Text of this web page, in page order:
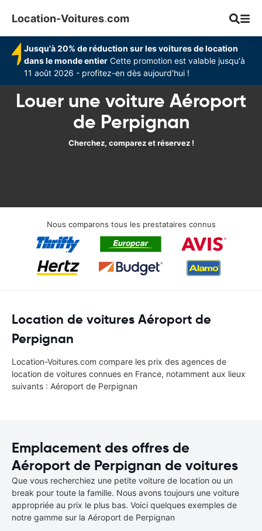
Location-Voitures.com
Jusqu'à 20% de réduction sur les voitures de location
dans le monde entier Cette promotion est valable jusqu'à
11 août 2026 - profitez-en dès aujourd'hui !
Louer une voiture Aéroport
de Perpignan
Cherchez, comparez et réservez !
Nous comparons tous les prestataires connus
Location de voitures Aéroport de
Perpignan
Location-Voitures.com compare les prix des agences de
location de voitures connues en France, notamment aux lieux
suivants : Aéroport de Perpignan
Emplacement des offres de
Aéroport de Perpignan de voitures
Que vous recherchiez une petite voiture de location ou un
break pour toute la famille. Nous avons toujours une voiture
appropriée au prix le plus bas. Voici quelques exemples de
notre gamme sur la Aéroport de Perpignan